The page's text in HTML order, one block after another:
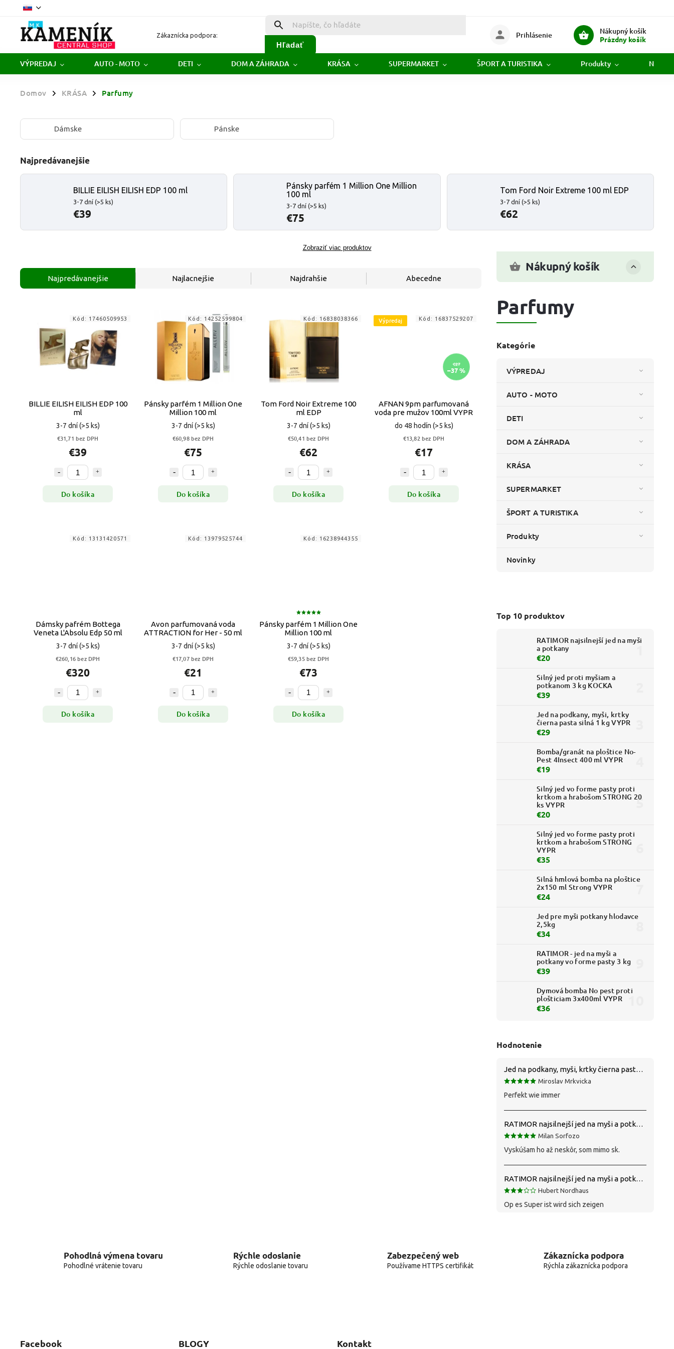
Zákaznícka podpora:
Hľadať
Nákupný košík
Prázdny košík
Prihlásenie
VÝPREDAJ AUTO - MOTO DETI DOM A ZÁHRADA KRÁSA SUPERMARKET ŠPORT A TURISTIKA Produkty
Domov / KRÁSA / Parfumy
Dámske Pánske
Najpredávanejšie
BILLIE EILISH EILISH EDP 100 ml
3-7 dní (>5 ks)
€39
Pánsky parfém 1 Million One Million
100 ml
3-7 dní(>5 ks)
€75
Tom Ford Noir Extreme 100 ml EDP
3-7 dní (>5 ks)
€62
Zobraziť viac produktov
Nákupný košík
Parfumy
Kategórie
VÝPREDAJ
AUTO - MOTO
DETI
DOM A ZÁHRADA
KRÁSA
SUPERMARKET
ŠPORT A TURISTIKA
Produkty
Novinky
Top 10 produktov
RATIMOR najsilnejší jed na myši
a potkany
€20
Silný jed proti myšiam a
potkanom 3 kg KOCKA
€39
Jed na podkany, myši, krtky
čierna pasta silná 1 kg VYPR
€29
Bomba/granát na ploštice No-
Pest 4Insect 400 ml VYPR
€19
Silný jed vo forme pasty proti
krtkom a hrabošom STRONG 20
ks VYPR
€20
Silný jed vo forme pasty proti
krtkom a hrabošom STRONG
VYPR
€35
Silná hmlová bomba na ploštice
2x150 ml Strong VYPR
€24
Jed pre myši potkany hlodavce
2,5kg
€34
RATIMOR - jed na myši a
potkany vo forme pasty 3 kg
€39
Dymová bomba No pest proti
plošticiam 3x400ml VYPR
€36
Hodnotenie
Jed na podkany, myši, krtky čierna pasta silná 1 kg VYPR
Miroslav Mrkvicka
Perfekt wie immer
RATIMOR najsilnejší jed na myši a potkany
Milan Sorfozo
Vyskúšam ho až neskôr, som mimo sk.
RATIMOR najsilnejší jed na myši a potkany
Hubert Nordhaus
Op es Super ist wird sich zeigen
Najpredávanejšie Najlacnejšie Najdrahšie Abecedne
BILLIE EILISH EILISH EDP 100
ml
3-7 dní(>5 ks)
€31,71 bez DPH
€39
Do košíka
Kód: 17460509953
Pánsky parfém 1 Million One
Million 100 ml
3-7 dní(>5 ks)
€60,98 bez DPH
€75
Do košíka
Kód: 14252599804
Tom Ford Noir Extreme 100
ml EDP
3-7 dní(>5 ks)
€50,41 bez DPH
€62
Do košíka
Kód: 16838038366 Výpredaj
€27
–37 %
AFNAN 9pm parfumovaná
voda pre mužov 100ml VYPR
do 48 hodín (>5 ks)
€13,82 bez DPH
€17
Do košíka
Kód: 16837529207
Dámsky pafrém Bottega
Veneta L'Absolu Edp 50 ml
3-7 dní(>5 ks)
€260,16 bez DPH
€320
Do košíka
Kód: 13131420571
Avon parfumovaná voda
ATTRACTION for Her - 50 ml
3-7 dní(>5 ks)
€17,07 bez DPH
€21
Do košíka
Kód: 13979525744
Pánsky parfém 1 Million One
Million 100 ml
3-7 dní(>5 ks)
€59,35 bez DPH
€73
Do košíka
Kód: 16238944355
Pohodlná výmena tovaru
Pohodlné vrátenie tovaru
Rýchle odoslanie
Rýchle odoslanie tovaru
Zabezpečený web
Používame HTTPS certifikát
Zákaznícka podpora
Rýchla zákaznícka podpora
Facebook BLOGY Kontakt